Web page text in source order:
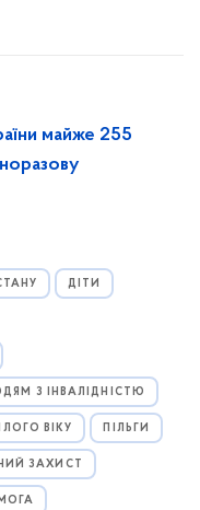
майже 255
ДІТИ
З ІНВАЛІДНІСТЮ
ВІКУ ПІЛЬГИ
ЗАХИСТ